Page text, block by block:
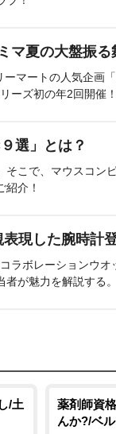
マ夏の大盤振る
マートの人気企画
ーズ初の年2回開催！
選」とは？
そこで、マウスコン
介！
現した腕時計
ラボレーションウオ
が魅力を解説する。
/土
薬剤師資
んか?/ベ